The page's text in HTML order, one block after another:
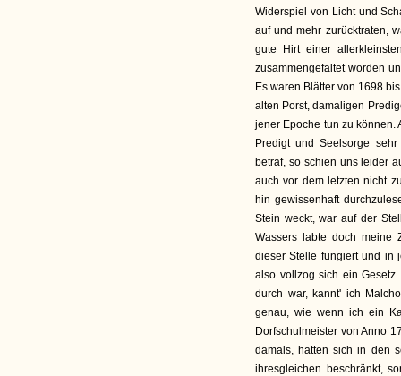
Widerspiel von Licht und
auf und mehr zurücktraten,
gute Hirt einer
zusammengefaltet worden
Es waren Blätter von 1698
alten Porst, damaligen
jener Epoche tun zu können.
Predigt und Seelsorge
betraf, so schien uns leider
auch vor dem letzten nicht
hin gewissenhaft
Stein weckt, war auf der
Wassers labte doch meine
dieser Stelle fungiert und in
also vollzog sich ein
durch war, kannt' ich
genau, wie wenn ich ein
Dorfschulmeister von Anno
damals, hatten sich in den
ihresgleichen beschränkt,